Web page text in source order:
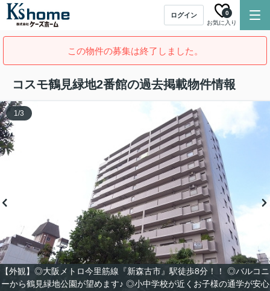
ログイン
お気に入り
0
この物件の募集は終了しました。
コスモ鶴見緑地2番館の過去掲載物件情報
【外観】◎大阪メトロ今里筋線『新森古市』駅徒歩8分！！ ◎バルコニ
ーから鶴見緑地公園が望めます♪ ◎小中学校が近くお子様の通学が安心
1/3